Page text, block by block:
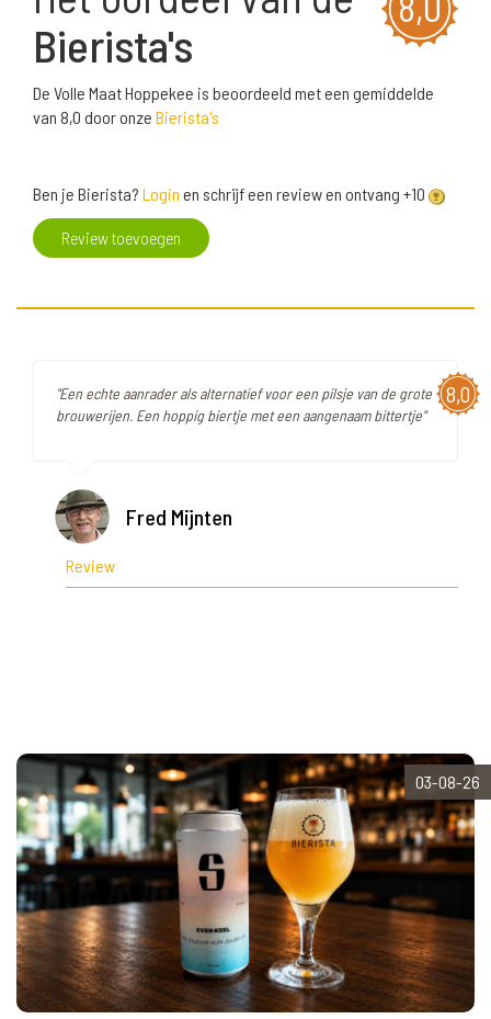
Bierista's
De Volle Maat Hoppekee is beoordeeld met een gemiddelde
van 8,0 door onze Bierista's
Ben je Bierista? Login en schrijf een review en ontvang +10
Review toevoegen
8,0
"Een echte aanrader als alternatief voor een pilsje van de grote
brouwerijen. Een hoppig biertje met een aangenaam bittertje"
Fred Mijnten
Review
03-08-26